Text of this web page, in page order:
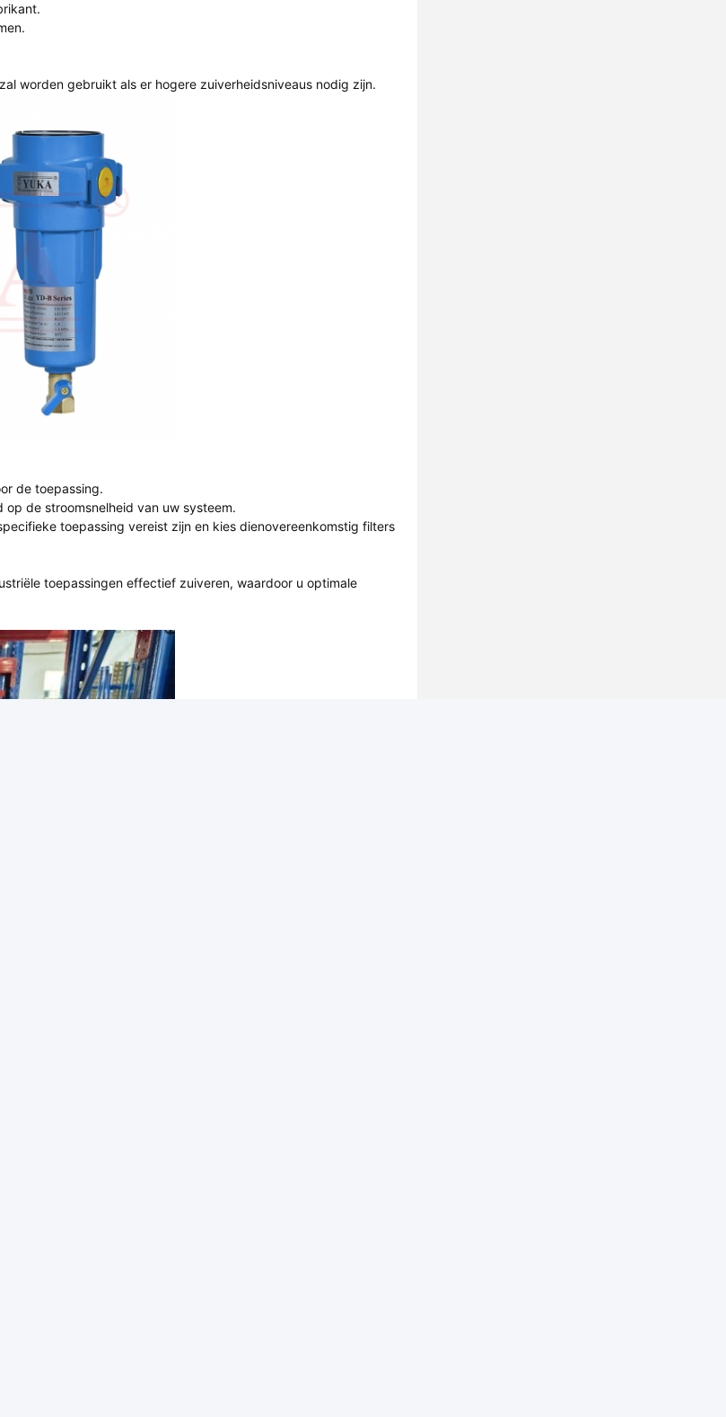
worden gebruikt als er hogere zuiverheidsniveaus nodig zijn.
de toepassing.
de stroomsnelheid van uw systeem.
toepassing vereist zijn en kies dienovereenkomstig filters
toepassingen effectief zuiveren, waardoor u optimale